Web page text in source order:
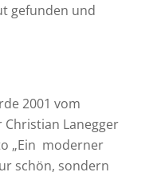
gefunden und
2001 vom
Lanegger
„Ein moderner
schön, sondern